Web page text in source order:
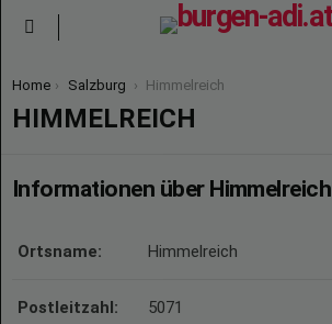
You are here:
Home Salzburg Himmelreich
HIMMELREICH
Informationen über Himmelreich
Ortsname: Himmelreich
Postleitzahl: 5071